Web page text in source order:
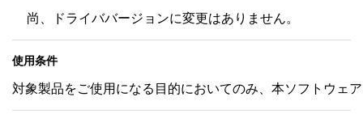
尚、ドライババージョンに変更はありません。
使用条件
対象製品をご使用になる目的においてのみ、本ソフトウェ